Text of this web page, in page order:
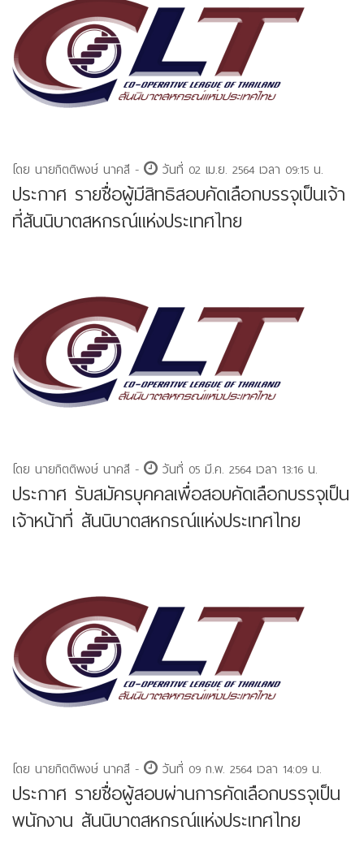
โดย นายกิตติพงษ์ นาคสี - วันที่ 02 เม.ย. 2564 เวลา 09:15 น.
ประกาศ รายชื่อผู้มีสิทธิสอบคัดเลือกบรรจุเป็นเจ้า
ที่สันนิบาตสหกรณ์แห่งประเทศไทย
โดย นายกิตติพงษ์ นาคสี - วันที่ 05 มี.ค. 2564 เวลา 13:16 น.
ประกาศ รับสมัครบุคคลเพื่อสอบคัดเลือกบรรจุเป็น
เจ้าหน้าที่ สันนิบาตสหกรณ์แห่งประเทศไทย
โดย นายกิตติพงษ์ นาคสี - วันที่ 09 ก.พ. 2564 เวลา 14:09 น.
ประกาศ รายชื่อผู้สอบผ่านการคัดเลือกบรรจุเป็น
พนักงาน สันนิบาตสหกรณ์แห่งประเทศไทย